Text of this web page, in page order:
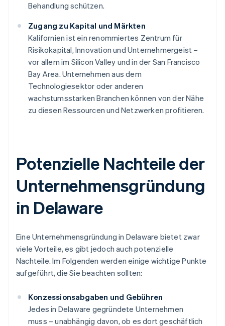
Behandlung schützen.
Zugang zu Kapital und Märkten
Kalifornien ist ein renommiertes Zentrum für
Risikokapital, Innovation und Unternehmergeist –
vor allem im Silicon Valley und in der San Francisco
Bay Area. Unternehmen aus dem
Technologiesektor oder anderen
wachstumsstarken Branchen können von der Nähe
zu diesen Ressourcen und Netzwerken profitieren.
Potenzielle Nachteile der
Unternehmensgründung
in Delaware
Eine Unternehmensgründung in Delaware bietet zwar
viele Vorteile, es gibt jedoch auch potenzielle
Nachteile. Im Folgenden werden einige wichtige Punkte
aufgeführt, die Sie beachten sollten:
Konzessionsabgaben und Gebühren
Jedes in Delaware gegründete Unternehmen
muss – unabhängig davon, ob es dort geschäftlich